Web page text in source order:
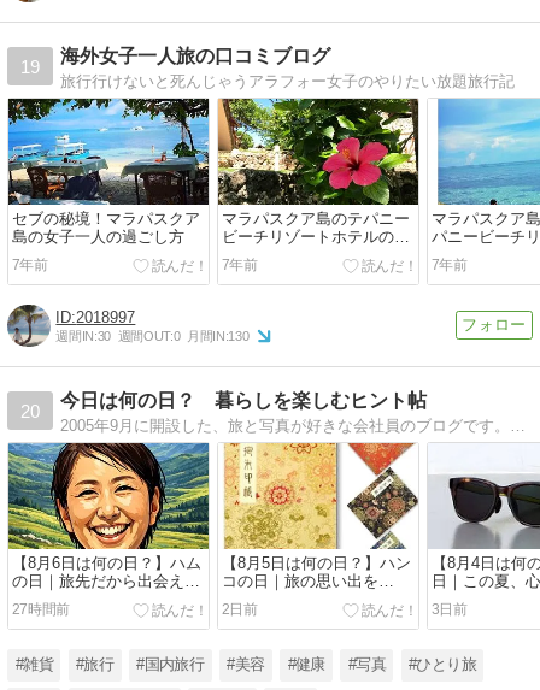
19
海外女子一人旅の口コミブログ
旅行行けないと死んじゃうアラフォー女子のやりたい放題旅行記
セブの秘境！マラパスクア
島の女子一人の過ごし方
7年前
マラパスクア島のテパニー
ビーチリゾートホテルの施
設や食事の口コミ
7年前
マラパスクア
パニービーチ
ルのお部屋の
7年前
2018997
週間IN:30 週間OUT:0 月間IN:130
20
今日は何の日？ 暮らしを楽しむヒント帖
【8月6日は何の日？】ハム
の日｜旅先だから出会える
「おいしい朝」を探しに出
かけよう
27時間前
【8月5日は何の日？】ハン
コの日｜旅の思い出を
「形」に残す楽しさ、見つ
けてみませんか？
2日前
【8月4日は何
日｜この夏、
に出会う旅へ
か？
3日前
#雑貨 #旅行 #国内旅行 #美容 #健康 #写真 #ひとり旅